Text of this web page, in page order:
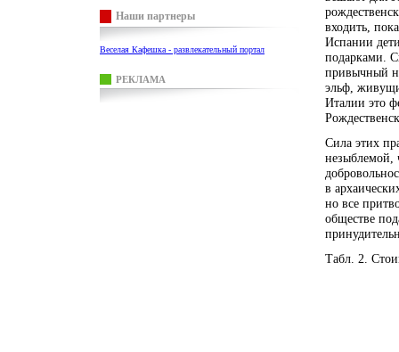
Наши партнеры
Веселая Кафешка - развлекательный портал
РЕКЛАМА
входить,
Испании
подарками.
привычный
эльф,
Италии это
Сила этих
незыблемой,
в
но все
обществе
Табл. 2.